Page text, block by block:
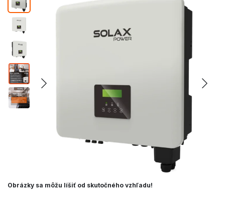
Obrázky sa môžu líšiť od skutočného vzhľadu!